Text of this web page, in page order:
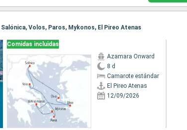
Volos, Paros, Mykonos, El Pireo Atenas
Comidas incluidas
Azamara Onward
8 d
Camarote estándar
El Pireo Atenas
12/09/2026